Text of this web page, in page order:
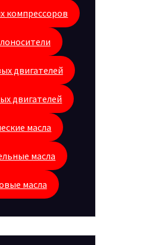
компрессоров
двигателей
двигателей
масла
масла
масла